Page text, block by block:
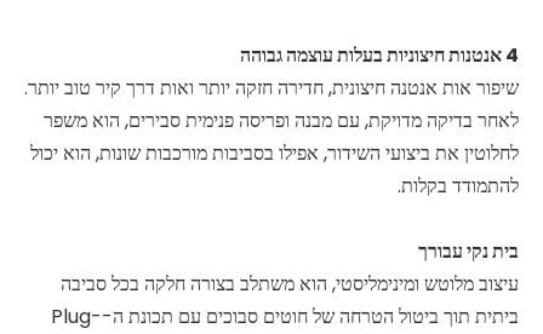
4 אנטנות חיצוניות בעלות עוצמה גבוהה
שיפור אות אנטנה חיצונית, חדירה חזקה יותר ואות דרך קיר טוב יותר.
לאחר בדיקה מדויקת, עם מבנה ופריסה פנימית סבירים, הוא משפר
לחלוטין את ביצועי השידור, אפילו בסביבות מורכבות שונות, הוא יכול
להתמודד בקלות.
בית נקי עבורך
עיצוב מלוטש ומינימליסטי, הוא משתלב בצורה חלקה בכל סביבה
ביתית תוך ביטול הטרחה של חוטים סבוכים עם תכונת ה-Plug-